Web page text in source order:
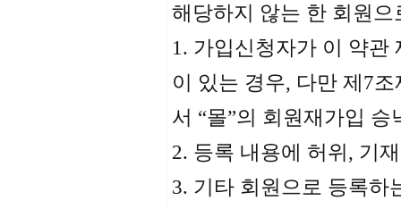
해당하지 않는 한 회원으
1. 가입신청자가 이 약관
이 있는 경우, 다만 제7
서 “몰”의 회원재가입
2. 등록 내용에 허위, 기
3. 기타 회원으로 등록하